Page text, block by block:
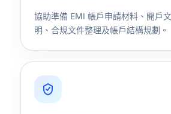
協助準備 EMI 帳戶申請材料、開戶
明、合規文件整理及帳戶結構規劃。